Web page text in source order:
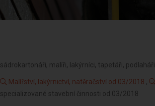
sádrokartonáři, malíři, lakýrníci, tapetáři, podlaháři
Malířství, lakýrnictví, natěračství od 03/2018 ,
specializované stavební činnosti od 03/2018